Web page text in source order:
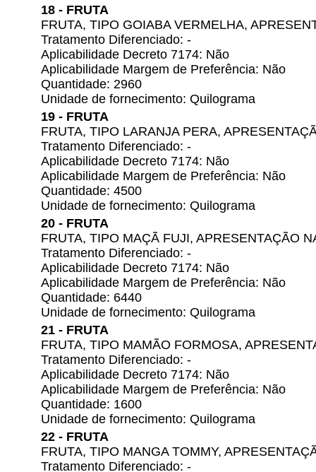
18 - FRUTA
FRUTA, TIPO GOIABA VERMELHA,
Tratamento Diferenciado: -
Aplicabilidade Decreto 7174: Não
Aplicabilidade Margem de Preferência: Não
Quantidade: 2960
Unidade de fornecimento: Quilograma
19 - FRUTA
FRUTA, TIPO LARANJA PERA,
Tratamento Diferenciado: -
Aplicabilidade Decreto 7174: Não
Aplicabilidade Margem de Preferência: Não
Quantidade: 4500
Unidade de fornecimento: Quilograma
20 - FRUTA
FRUTA, TIPO MAÇÃ FUJI, APRESENTAÇÃO
Tratamento Diferenciado: -
Aplicabilidade Decreto 7174: Não
Aplicabilidade Margem de Preferência: Não
Quantidade: 6440
Unidade de fornecimento: Quilograma
21 - FRUTA
FRUTA, TIPO MAMÃO FORMOSA,
Tratamento Diferenciado: -
Aplicabilidade Decreto 7174: Não
Aplicabilidade Margem de Preferência: Não
Quantidade: 1600
Unidade de fornecimento: Quilograma
22 - FRUTA
FRUTA, TIPO MANGA TOMMY,
Tratamento Diferenciado: -